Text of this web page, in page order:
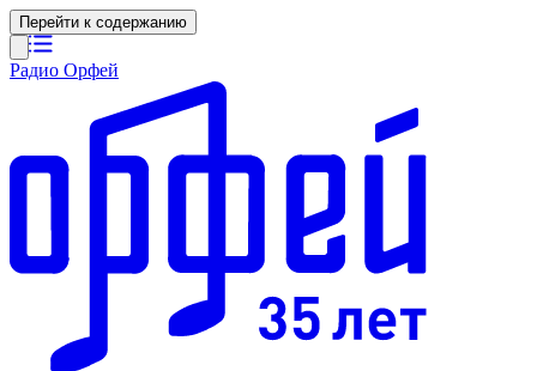
Перейти к содержанию
Радио Орфей